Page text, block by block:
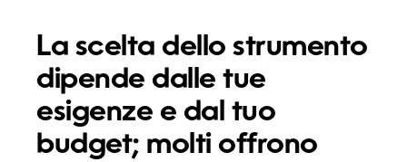
La scelta dello strumento
dipende dalle tue
esigenze e dal tuo
budget; molti offrono